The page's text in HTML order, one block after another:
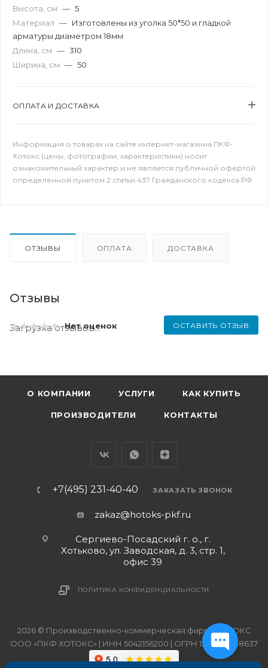
Высота, см — 5
Материал — Изготовлены из уголка 50*50 и гладкой
арматуры диаметром 18мм
Длина, см — 310
Ширина, см — 50
ОПЛАТА И ДОСТАВКА
Информация о товарах на сайте интернет-магазина ПКФ-
Хотокс (цены, фотографии, характеристики) носит
ознакомительный характер и не является публичной офертой
определенной пунктом 2 статьи 437 Гражданского кодекса РФ.
ОТЗЫВЫ ОПЛАТА ДОСТАВКА
Отзывы
Нет оценок ОСТАВИТЬ ОТЗЫВ
Загрузка отзывов...
О КОМПАНИИ УСЛУГИ КАК КУПИТЬ
ПРОИЗВОДИТЕЛИ КОНТАКТЫ
+7(495) 231-40-40 ЗАКАЗАТЬ ЗВОНОК
zakaz@hotoks-pkf.ru
Сергиево-Посадский г. о., г.
Хотьково, ул. Заводская, д. 3, стр. 1,
офис 39
ПОЛИТИКА КОНФИДЕНЦИАЛЬНОСТИ
2026 © Производственно-коммерческая фирма ХОТОКС
ООО «ПКФ ХОТОКС» | ИНН 5042156200 | ОГРН 1215000038637